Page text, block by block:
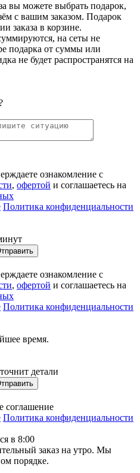
вы можете выбрать подарок,
с вашим заказом. Подарок
заказа в корзине.
на сеты не
подарка от суммы или
не будет распространятся на
ознакомление с
, офертой и соглашаетесь на
Политика конфиденциальности
ознакомление с
, офертой и соглашаетесь на
Политика конфиденциальности
время.
детали
соглашение
Политика конфиденциальности
в 8:00
заказ на утро. Мы
порядке.